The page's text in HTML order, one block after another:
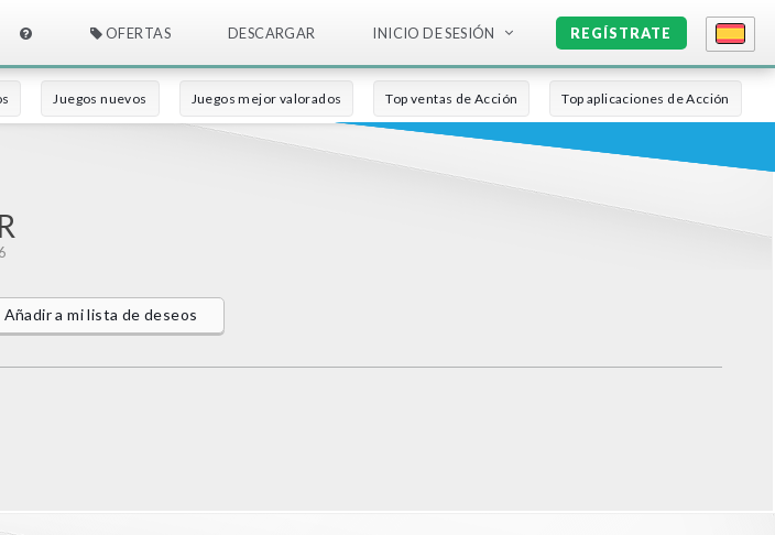
OFERTAS DESCARGAR INICIO DE SESIÓN REGÍSTRATE
Juegos nuevos Juegos mejor valorados Top ventas de Acción Top aplicaciones de Acción
Añadir a mi lista de deseos